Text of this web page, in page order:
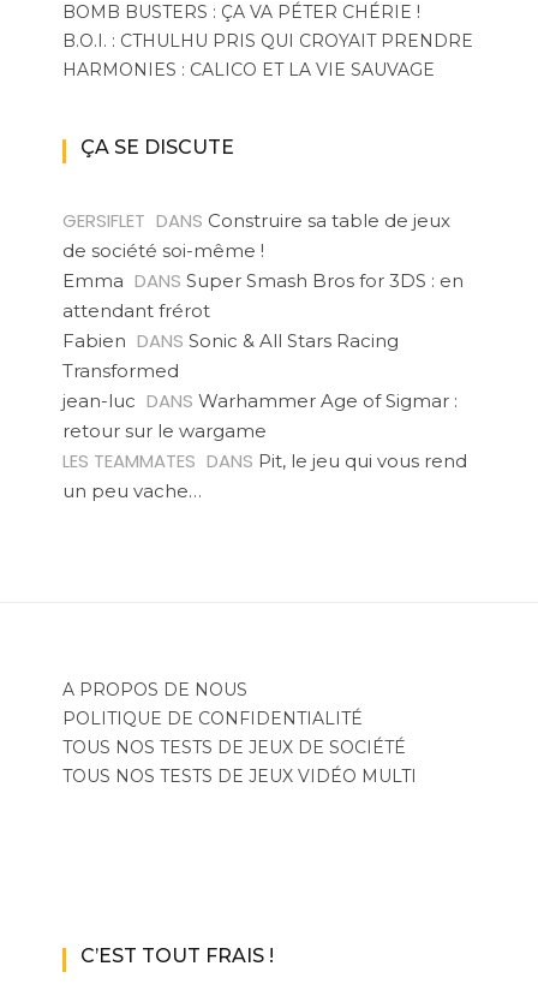
BOMB BUSTERS : ÇA VA PÉTER CHÉRIE !
B.O.I. : CTHULHU PRIS QUI CROYAIT PRENDRE
HARMONIES : CALICO ET LA VIE SAUVAGE
ÇA SE DISCUTE
GERSIFLET DANS Construire sa table de jeux
de société soi-même !
Emma DANS Super Smash Bros for 3DS : en
attendant frérot
Fabien DANS Sonic & All Stars Racing
Transformed
jean-luc DANS Warhammer Age of Sigmar :
retour sur le wargame
LES TEAMMATES DANS Pit, le jeu qui vous rend
un peu vache…
A PROPOS DE NOUS
POLITIQUE DE CONFIDENTIALITÉ
TOUS NOS TESTS DE JEUX DE SOCIÉTÉ
TOUS NOS TESTS DE JEUX VIDÉO MULTI
C’EST TOUT FRAIS !